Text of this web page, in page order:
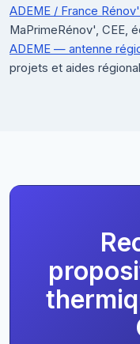
ADEME / France
MaPrimeRénov', CEE,
ADEME — antenne
projets et aides